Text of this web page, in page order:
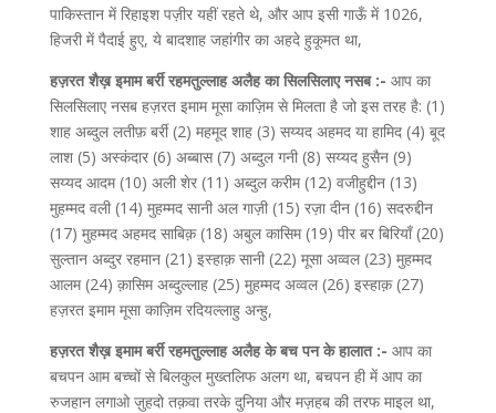
पाकिस्तान में रिहाइश पज़ीर यहीं रहते थे, और आप इसी गाऊँ में 1026,
हिजरी में पैदाई हुए, ये बादशाह जहांगीर का अहदे हुकूमत था,
हज़रत शैख़ इमाम बर्री रहमतुल्लाह अलैह का सिलसिलाए नसब :- आप का
सिलसिलाए नसब हज़रत इमाम मूसा काज़िम से मिलता है जो इस तरह है: (1)
शाह अब्दुल लतीफ़ बर्री (2) महमूद शाह (3) सय्यद अहमद या हामिद (4) बूद
लाश (5) अस्कंदार (6) अब्बास (7) अब्दुल गनी (8) सय्यद हुसैन (9)
सय्यद आदम (10) अली शेर (11) अब्दुल करीम (12) वजीहुद्दीन (13)
मुहम्मद वली (14) मुहम्मद सानी अल गाज़ी (15) रज़ा दीन (16) सदरुद्दीन
(17) मुहम्मद अहमद साबिक़ (18) अबुल कासिम (19) पीर बर बिरियाँ (20)
सुल्तान अब्दुर रहमान (21) इस्हाक़ सानी (22) मूसा अव्वल (23) मुहम्मद
आलम (24) क़ासिम अब्दुल्लाह (25) मुहम्मद अव्वल (26) इस्हाक़ (27)
हज़रत इमाम मूसा काज़िम रदियल्लाहु अन्हु,
हज़रत शैख़ इमाम बर्री रहमतुल्लाह अलैह के बच पन के हालात :- आप का
बचपन आम बच्चों से बिलकुल मुख्तलिफ अलग था, बचपन ही में आप का
रुजहान लगाओ ज़ुहदो तक़वा तरके दुनिया और मज़हब की तरफ माइल था,